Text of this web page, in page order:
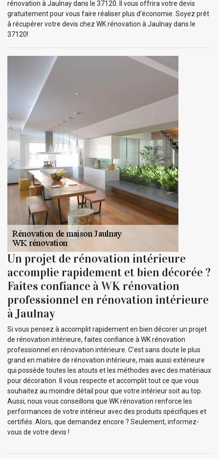
rénovation à Jaulnay dans le 37120. Il vous offrira votre devis
gratuitement pour vous faire réaliser plus d’économie. Soyez prêt
à récupérer votre devis chez WK rénovation à Jaulnay dans le
37120!
Un projet de rénovation intérieure
accomplie rapidement et bien décorée ?
Faites confiance à WK rénovation
professionnel en rénovation intérieure
à Jaulnay
Si vous pensez à accomplit rapidement en bien décorer un projet
de rénovation intérieure, faites confiance à WK rénovation
professionnel en rénovation intérieure. C’est sans doute le plus
grand en matière de rénovation intérieure, mais aussi extérieure
qui possède toutes les atouts et les méthodes avec des matériaux
pour décoration. Il vous respecte et accomplit tout ce que vous
souhaitez au moindre détail pour que votre intérieur soit au top.
Aussi, nous vous conseillons que WK rénovation renforce les
performances de votre intérieur avec des produits spécifiques et
certifiés. Alors, que demandez encore ? Seulement, informez-
vous de votre devis !